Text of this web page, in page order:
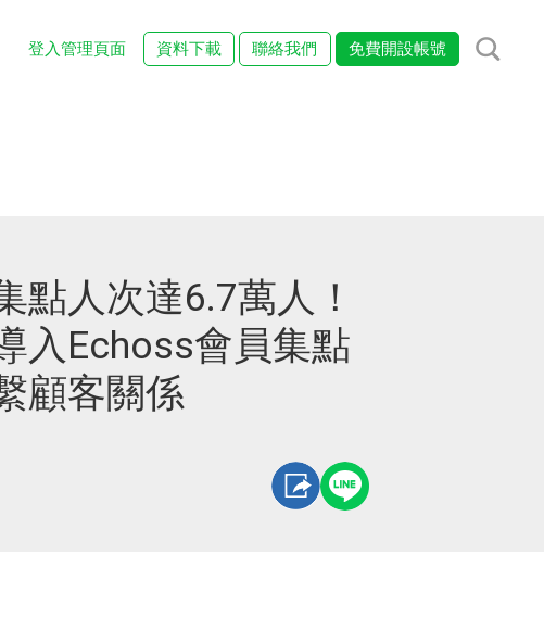
登入管理頁面 資料下載 聯絡我們 免費開設帳號
點人次達6.7萬人！
入Echoss會員集點
顧客關係